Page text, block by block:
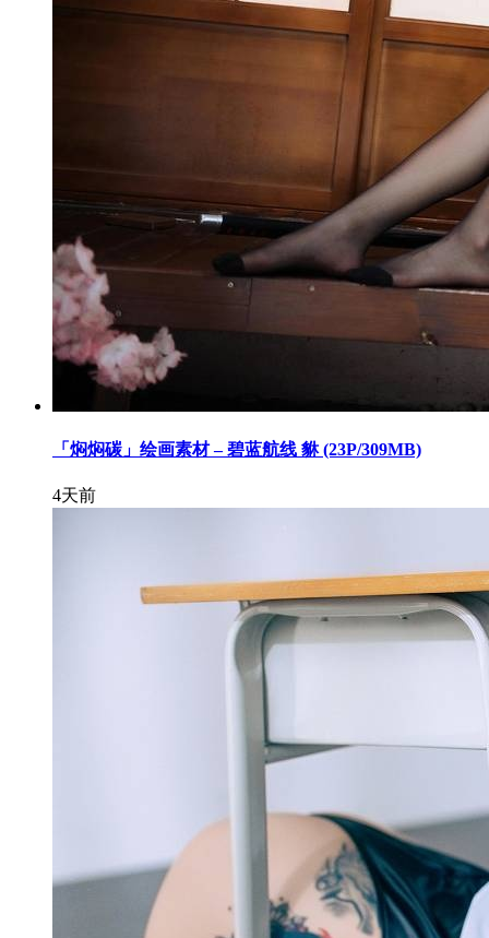
「焖焖碳」绘画素材 – 碧蓝航线 貅 (23P/309MB)
4天前